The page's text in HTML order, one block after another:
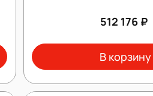
512 176 ₽
В корзину